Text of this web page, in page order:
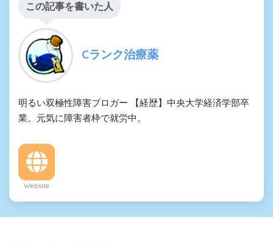
この記事を書いた人
Cランク治療薬
明るい双極性障害ブロガー 【経歴】中央大学経済学部卒
業。元気に障害者枠で就労中。
Website